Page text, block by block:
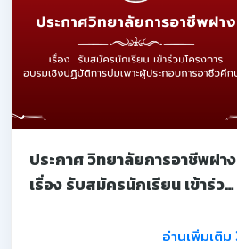
ประกาศ วิทยาลัยการอาชีพฝาง
เรื่อง รับสมัครนักเรียน เข้าร่วม
บ่มเพาะผู้ประกอบการอ่านเพิ่มเติม